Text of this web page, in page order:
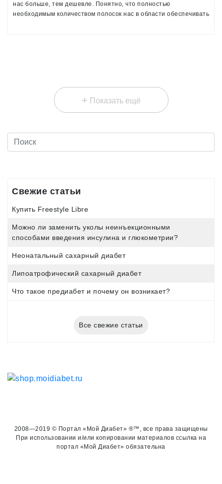
нас больше, тем дешевле. Понятно, что полностью
необходимым количеством полосок нас в области обеспечивать
+ Показать ещё
Свежие статьи
Купить Freestyle Libre
Можно ли заменить уколы неинъекционными
способами введения инсулина и глюкометрии?
Неонатальный сахарный диабет
Липоатрофический сахарный диабет
Что такое предиабет и почему он возникает?
Все свежие статьи
2008—2019 © Портал «Мой Диабет» ®™, все права защищены
При использовании и/или копировании материалов ссылка на
портал «Мой Диабет» обязательна